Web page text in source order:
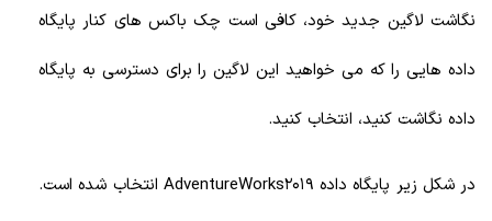
نگاشت لاگین جدید خود، کافی است چک باکس های کنار پایگاه
داده هایی را که می خواهید این لاگین را برای دسترسی به پایگاه
داده نگاشت کنید، انتخاب کنید.
در شکل زیر پایگاه داده AdventureWorks2019 انتخاب شده است.